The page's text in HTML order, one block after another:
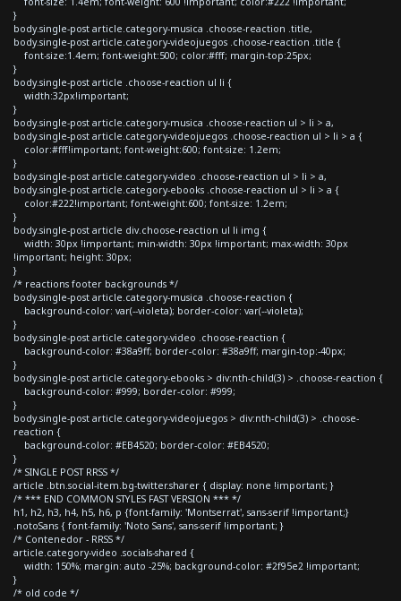
}
body.single-post article.category-musica .choose-reaction .title,
body.single-post article.category-videojuegos .choose-reaction .title {
font-size:1.4em; font-weight:500; color:#fff; margin-top:25px;
}
body.single-post article .choose-reaction ul li {
width:32px!important;
}
body.single-post article.category-musica .choose-reaction ul > li > a,
body.single-post article.category-videojuegos .choose-reaction ul > li > a {
color:#fff!important; font-weight:600; font-size: 1.2em;
}
body.single-post article.category-video .choose-reaction ul > li > a,
body.single-post article.category-ebooks .choose-reaction ul > li > a {
color:#222!important; font-weight:600; font-size: 1.2em;
}
body.single-post article div.choose-reaction ul li img {
width: 30px !important; min-width: 30px !important; max-width: 30px
!important; height: 30px;
}
/* reactions footer backgrounds */
body.single-post article.category-musica .choose-reaction {
background-color: var(--violeta); border-color: var(--violeta);
}
body.single-post article.category-video .choose-reaction {
background-color: #38a9ff; border-color: #38a9ff; margin-top:-40px;
}
body.single-post article.category-ebooks > div:nth-child(3) > .choose-reaction {
background-color: #999; border-color: #999;
}
body.single-post article.category-videojuegos > div:nth-child(3) > .choose-
reaction {
background-color: #EB4520; border-color: #EB4520;
}
/* SINGLE POST RRSS */
article .btn.social-item.bg-twitter.sharer { display: none !important; }
/* *** END COMMON STYLES FAST VERSION *** */
h1, h2, h3, h4, h5, h6, p {font-family: 'Montserrat', sans-serif !important;}
.notoSans { font-family: 'Noto Sans', sans-serif !important; }
/* Contenedor - RRSS */
article.category-video .socials-shared {
width: 150%; margin: auto -25%; background-color: #2f95e2 !important;
}
/* old code */